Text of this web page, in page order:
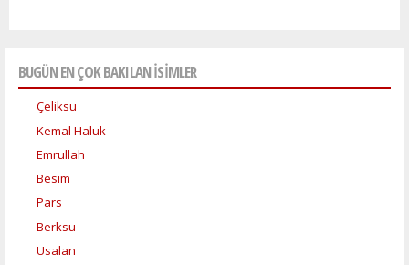
BUGÜN EN ÇOK BAKILAN İSİMLER
Çeliksu
Kemal Haluk
Emrullah
Besim
Pars
Berksu
Usalan